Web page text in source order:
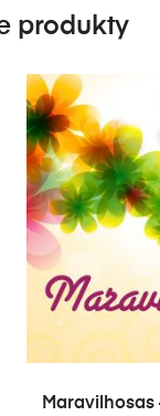
produkty
Maravilhosas